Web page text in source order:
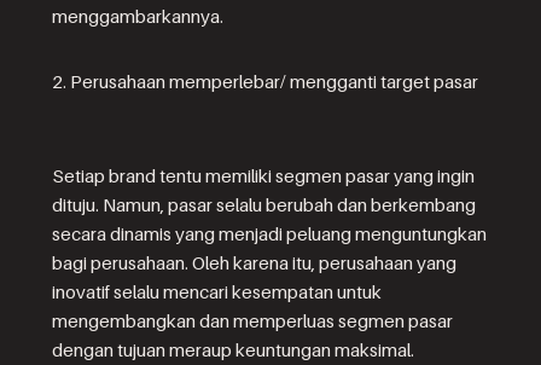
menggambarkannya.
2. Perusahaan memperlebar/ mengganti target pasar
Setiap brand tentu memiliki segmen pasar yang ingin
dituju. Namun, pasar selalu berubah dan berkembang
secara dinamis yang menjadi peluang menguntungkan
bagi perusahaan. Oleh karena itu, perusahaan yang
inovatif selalu mencari kesempatan untuk
mengembangkan dan memperluas segmen pasar
dengan tujuan meraup keuntungan maksimal.